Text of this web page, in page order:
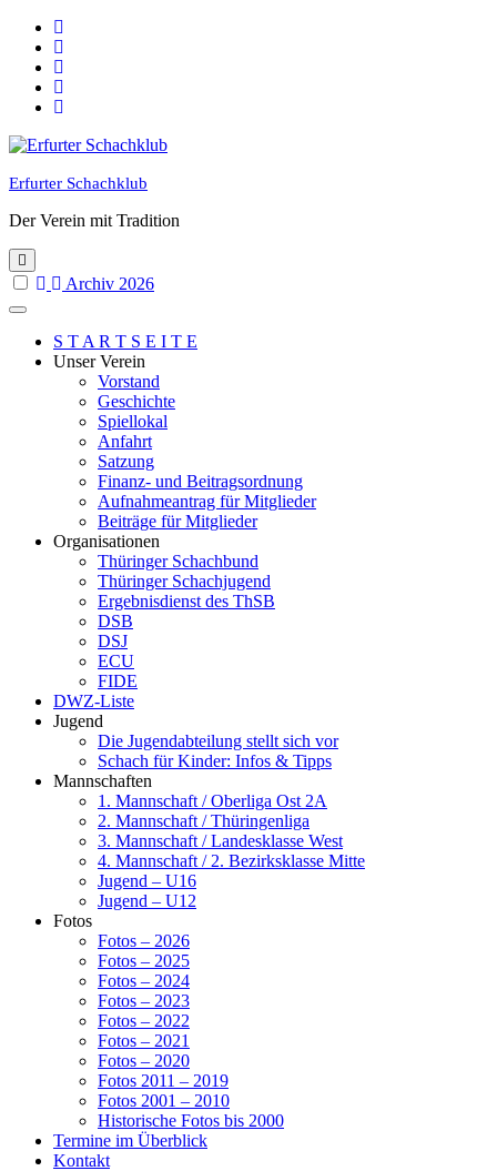
Skip
content
Erfurter Schachklub
Der Verein mit Tradition
Archiv 2026
S T A R T S E I T E
Unser Verein
Vorstand
Geschichte
Spiellokal
Anfahrt
Satzung
Finanz- und Beitragsordnung
Aufnahmeantrag für Mitglieder
Beiträge für Mitglieder
Organisationen
Thüringer Schachbund
Thüringer Schachjugend
Ergebnisdienst des ThSB
DSB
DSJ
ECU
FIDE
DWZ-Liste
Jugend
Die Jugendabteilung stellt sich vor
Schach für Kinder: Infos & Tipps
Mannschaften
1. Mannschaft / Oberliga Ost 2A
2. Mannschaft / Thüringenliga
3. Mannschaft / Landesklasse West
4. Mannschaft / 2. Bezirksklasse Mitte
Jugend – U16
Jugend – U12
Fotos
Fotos – 2026
Fotos – 2025
Fotos – 2024
Fotos – 2023
Fotos – 2022
Fotos – 2021
Fotos – 2020
Fotos 2011 – 2019
Fotos 2001 – 2010
Historische Fotos bis 2000
Termine im Überblick
Kontakt